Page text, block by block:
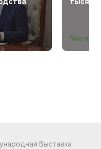
Читать
Выставка